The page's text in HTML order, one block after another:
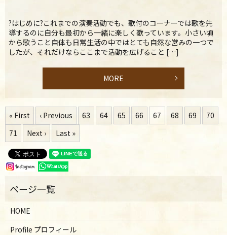
?はじめに?これまでの演奏活動でも、歌付のコーナーでは歌を先
導するのに自分も最初から一緒に楽しく歌っています。小さい頃
から歌うこと自体も日常生活の中ではとても自然な営みの一つで
したが、それだけならここまで活動を広げること […]
MORE
« First ‹ Previous 63 64 65 66 67 68 69
70
71
Next › Last »
HOME
Profile プロフィール